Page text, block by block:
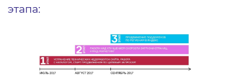
этапа: